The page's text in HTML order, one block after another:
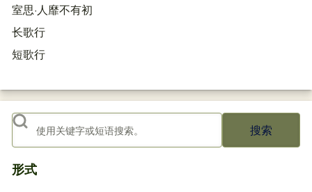
室思·人靡不有初
长歌行
短歌行
搜索
形式